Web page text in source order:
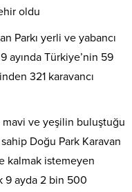
oldu
Parkı yerli ve yabancı
ayında Türkiye’nin 59
321 karavancı
ve yeşilin buluştuğu
Doğu Park Karavan
kalmak istemeyen
9 ayda 2 bin 500